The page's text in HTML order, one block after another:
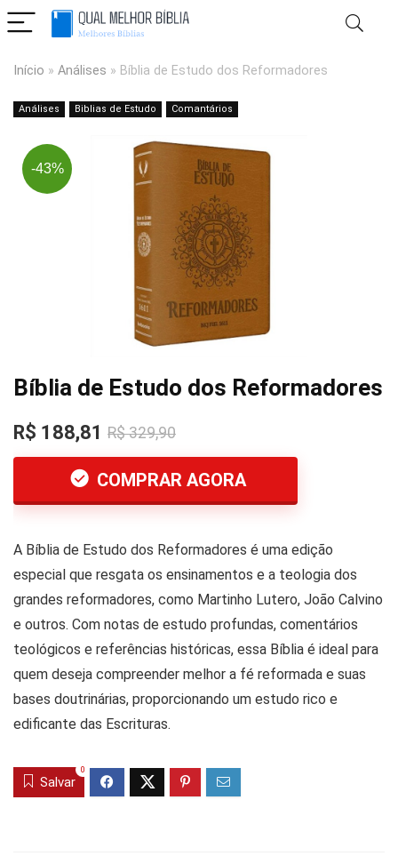
Início » Análises » Bíblia de Estudo dos Reformadores
Análises Biblias de Estudo Comantários
-43%
Bíblia de Estudo dos Reformadores
R$ 188,81 R$ 329,90
COMPRAR AGORA
A Bíblia de Estudo dos Reformadores é uma edição
especial que resgata os ensinamentos e a teologia dos
grandes reformadores, como Martinho Lutero, João Calvino
e outros. Com notas de estudo profundas, comentários
teológicos e referências históricas, essa Bíblia é ideal para
quem deseja compreender melhor a fé reformada e suas
bases doutrinárias, proporcionando um estudo rico e
edificante das Escrituras.
Salvar
0